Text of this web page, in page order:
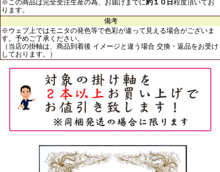
※この商品は完全受注生産の為、お届けまでに約１０日 程度頂いてお
ります。
備考
※ウェブ上ではモニタの発色等で色彩が違って見える場合がございま
す。予めご了承ください。
（当店の掛軸は、商品到着後 イメージと違う場合 交換・返品をお受け
しております。）